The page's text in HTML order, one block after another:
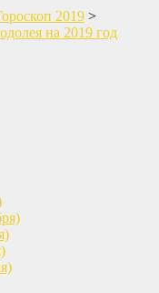
2019 >
на 2019 год